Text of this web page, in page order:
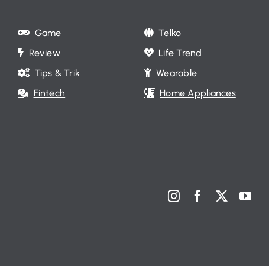
Game
Review
Tips & Trik
Fintech
Telko
Life Trend
Wearable
Home Appliances